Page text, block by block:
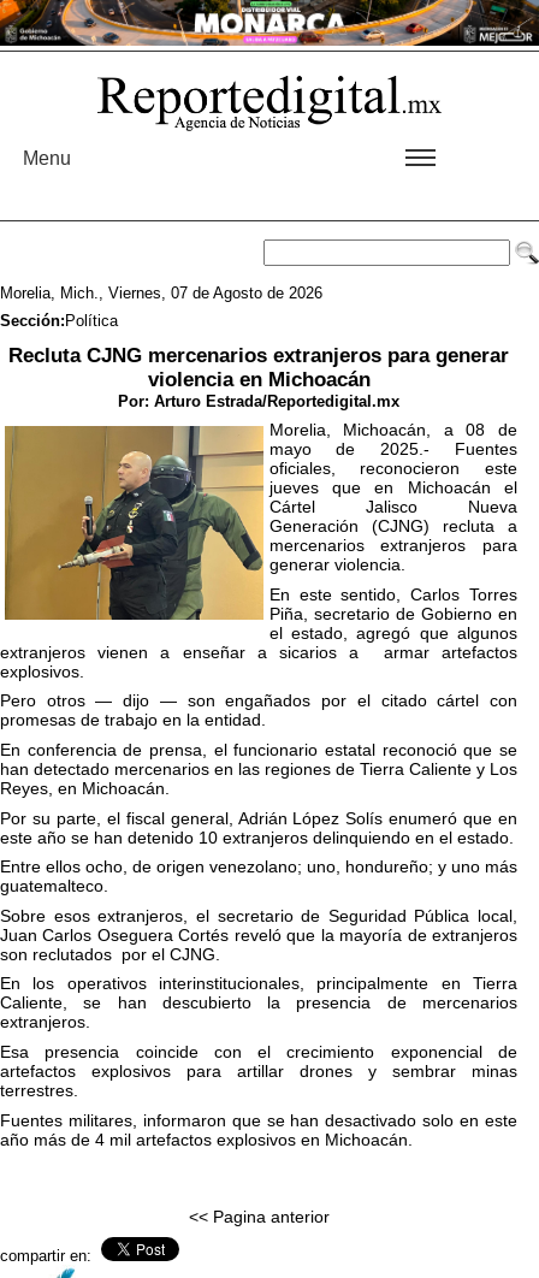
Menu
Morelia, Mich., Viernes, 07 de Agosto de 2026
Sección: Política
Recluta CJNG mercenarios extranjeros para generar
violencia en Michoacán
Por: Arturo Estrada/Reportedigital.mx
Morelia, Michoacán, a 08 de
mayo de 2025.- Fuentes
oficiales, reconocieron este
jueves que en Michoacán el
Cártel Jalisco Nueva
Generación (CJNG) recluta a
mercenarios extranjeros para
generar violencia.
En este sentido, Carlos Torres
Piña, secretario de Gobierno en
el estado, agregó que algunos
extranjeros vienen a enseñar a sicarios a armar artefactos
explosivos.
Pero otros — dijo — son engañados por el citado cártel con
promesas de trabajo en la entidad.
En conferencia de prensa, el funcionario estatal reconoció que se
han detectado mercenarios en las regiones de Tierra Caliente y Los
Reyes, en Michoacán.
Por su parte, el fiscal general, Adrián López Solís enumeró que en
este año se han detenido 10 extranjeros delinquiendo en el estado.
Entre ellos ocho, de origen venezolano; uno, hondureño; y uno más
guatemalteco.
Sobre esos extranjeros, el secretario de Seguridad Pública local,
Juan Carlos Oseguera Cortés reveló que la mayoría de extranjeros
son reclutados por el CJNG.
En los operativos interinstitucionales, principalmente en Tierra
Caliente, se han descubierto la presencia de mercenarios
extranjeros.
Esa presencia coincide con el crecimiento exponencial de
artefactos explosivos para artillar drones y sembrar minas
terrestres.
Fuentes militares, informaron que se han desactivado solo en este
año más de 4 mil artefactos explosivos en Michoacán.
<< Pagina anterior
compartir en: